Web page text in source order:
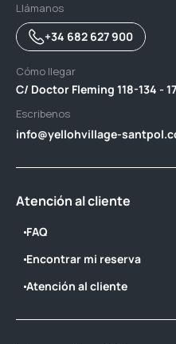
Llámanos
+34 682 627 900
Cómo llegar
C/ Doctor Fleming 118-134 -
Escribenos
info@yellohvillage-
Atención al cliente
FAQ
Encontrar mi reserva
Atención al cliente